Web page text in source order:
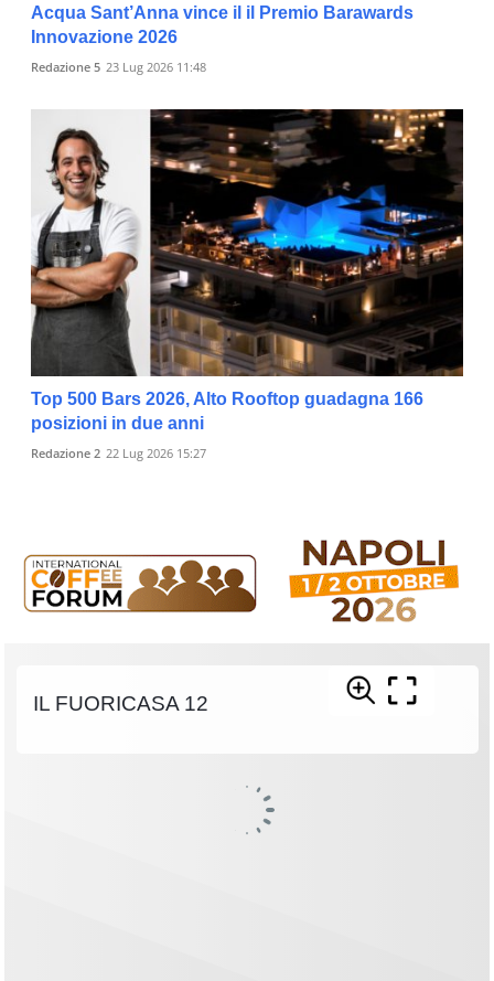
Acqua Sant’Anna vince il il Premio Barawards
Innovazione 2026
Redazione 5 23 Lug 2026 11:48
Top 500 Bars 2026, Alto Rooftop guadagna 166
posizioni in due anni
Redazione 2 22 Lug 2026 15:27